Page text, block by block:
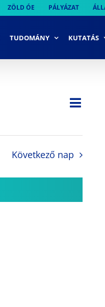
ZÖLD ÓE PÁLYÁZAT
TUDOMÁNY KUTATÁS
Nap
Következő nap